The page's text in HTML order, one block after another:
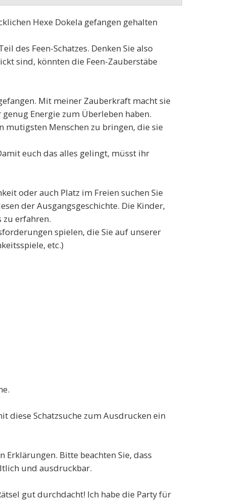
Hexe Dokela gefangen gehalten
des Feen-Schatzes. Denken Sie also
sind, könnten die Feen-Zauberstäbe
Mit meiner Zauberkraft macht sie
Energie zum Überleben haben.
Menschen zu bringen, die sie
euch das alles gelingt, müsst ihr
oder auch Platz im Freien suchen Sie
der Ausgangsgeschichte. Die Kinder,
zu erfahren.
spielen, die Sie auf unserer
etc.)
diese Schatzsuche zum Ausdrucken ein
Bitte beachten Sie, dass
und ausdruckbar.
gut durchdacht! Ich habe die Party für